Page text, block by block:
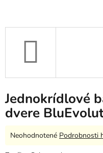
Jednokrídlové
dvere
Priemerné
Neohodnotené Podrobnosti